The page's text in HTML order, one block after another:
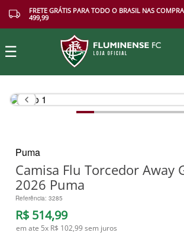
FRETE GRÁTIS PARA TODO O BRASIL NAS
499,99
☰
Buscar
Puma
Camisa Flu Torcedor Away
2026 Puma
Referência: 3285
R$ 514,99
em ate 5x R$ 102,99sem juros